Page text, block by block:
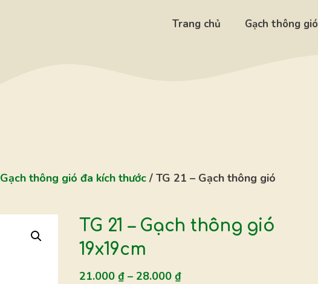
Trang chủ Gạch thông gió
Gạch thông gió đa kích thước / TG 21 – Gạch thông gió
TG 21 – Gạch thông gió
19x19cm
21.000 ₫– 28.000 ₫